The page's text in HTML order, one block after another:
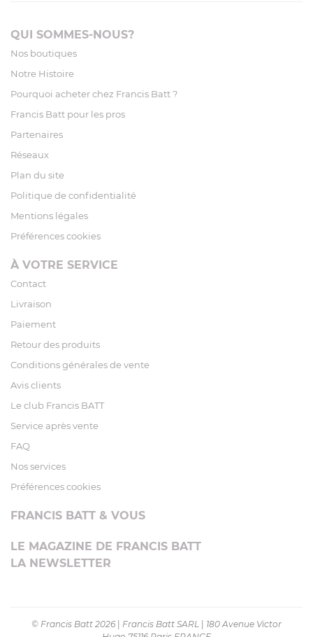
QUI SOMMES-NOUS?
Nos boutiques
Notre Histoire
Pourquoi acheter chez Francis Batt ?
Francis Batt pour les pros
Partenaires
Réseaux
Plan du site
Politique de confidentialité
Mentions légales
Préférences cookies
À VOTRE SERVICE
Contact
Livraison
Paiement
Retour des produits
Conditions générales de vente
Avis clients
Le club Francis BATT
Service après vente
FAQ
Nos services
Préférences cookies
FRANCIS BATT & VOUS
LE MAGAZINE DE FRANCIS BATT
LA NEWSLETTER
© Francis Batt 2026 Francis Batt SARL
180 Avenue Victor